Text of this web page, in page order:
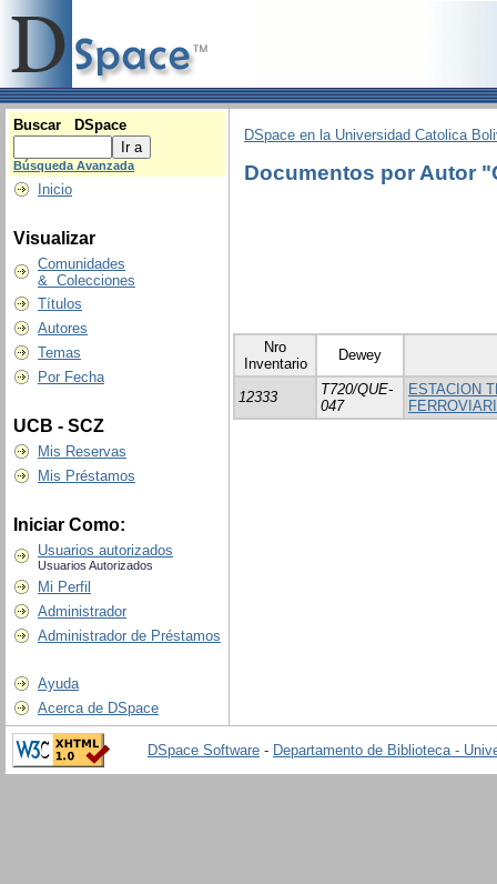
Buscar DSpace
Búsqueda Avanzada
Inicio
Visualizar
Comunidades
& Colecciones
Títulos
Autores
Temas
Por Fecha
UCB - SCZ
Mis Reservas
Mis Préstamos
Iniciar Como:
Usuarios autorizados
Usuarios Autorizados
Mi Perfil
Administrador
Administrador de Préstamos
Ayuda
Acerca de DSpace
DSpace en la Universidad Catolica
Documentos por Autor
Nro
Inventario
Dewey
12333
T720/QUE-
047
ESTACION
DSpace Software - Departamento de Biblioteca -